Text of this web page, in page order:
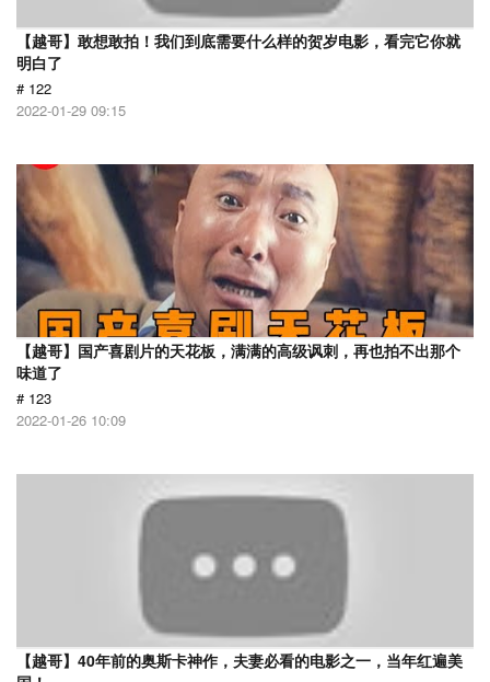
【越哥】敢想敢拍！我们到底需要什么样的贺岁电影，看完它你就
明白了
# 122
2022-01-29 09:15
【越哥】国产喜剧片的天花板，满满的高级讽刺，再也拍不出那个
味道了
# 123
2022-01-26 10:09
【越哥】40年前的奥斯卡神作，夫妻必看的电影之一，当年红遍美